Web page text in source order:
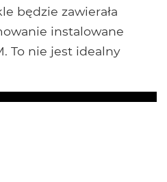
będzie zawierała
instalowane
To nie jest idealny